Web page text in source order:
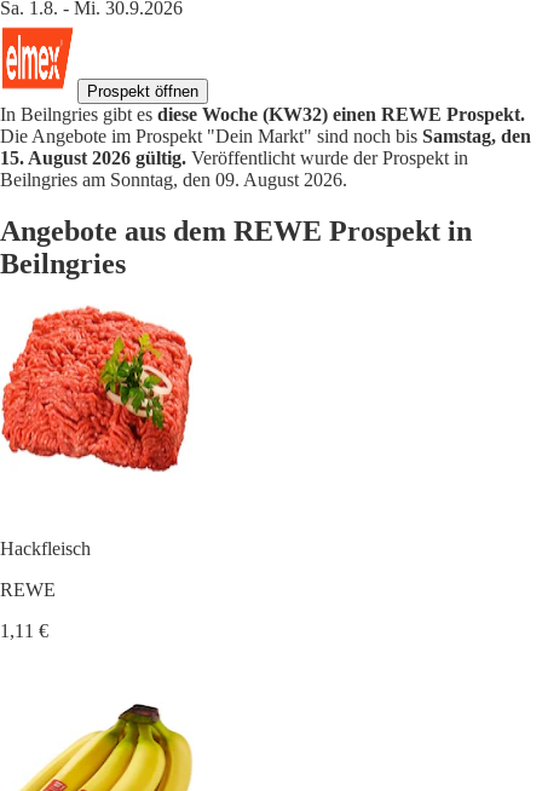
Sa. 1.8. - Mi. 30.9.2026
Prospekt öffnen
In Beilngries gibt es diese Woche (KW32) einen REWE Prospekt.
Die Angebote im Prospekt "Dein Markt" sind noch bis Samstag, den
15. August 2026 gültig. Veröffentlicht wurde der Prospekt in
Beilngries am Sonntag, den 09. August 2026.
Angebote aus dem REWE Prospekt in
Beilngries
Hackfleisch
REWE
1,11 €